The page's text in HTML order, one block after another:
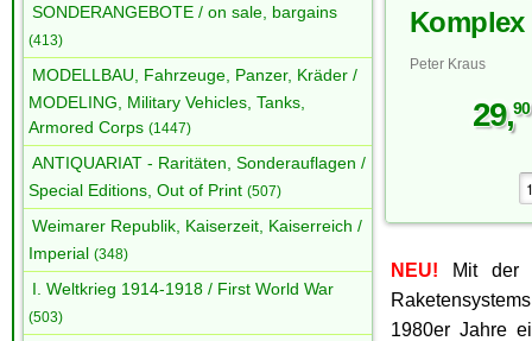
SONDERANGEBOTE / on sale, bargains
(413)
MODELLBAU, Fahrzeuge, Panzer, Kräder /
MODELING, Military Vehicles, Tanks,
Armored Corps (1447)
ANTIQUARIAT - Raritäten, Sonderauflagen /
Special Editions, Out of Print (507)
Weimarer Republik, Kaiserzeit, Kaiserreich /
Imperial (348)
I. Weltkrieg 1914-1918 / First World War
(503)
Komplex
Peter Kraus
29,90
NEU! Mit der
1980er Jahre